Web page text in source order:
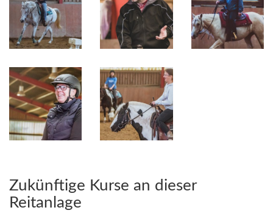
Zukünftige Kurse an dieser
Reitanlage